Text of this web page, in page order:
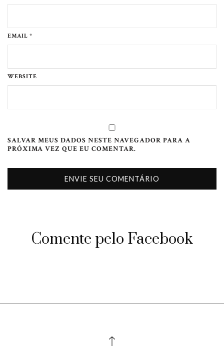
EMAIL *
WEBSITE
SALVAR MEUS DADOS NESTE NAVEGADOR PARA A
PRÓXIMA VEZ QUE EU COMENTAR.
Comente pelo Facebook